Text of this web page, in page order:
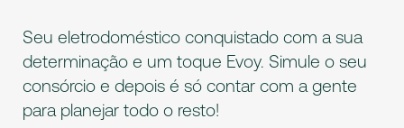
Seu eletrodoméstico conquistado com a sua
determinação e um toque Evoy. Simule o seu
consórcio e depois é só contar com a gente
para planejar todo o resto!